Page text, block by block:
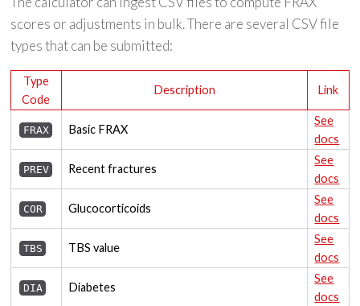
scores or adjustments in bulk. There are several CSV file
types that can be submitted:
Type
Code
Description Link
FRAX Basic FRAX
See
docs
PREV Recent fractures
See
docs
COR Glucocorticoids
See
docs
TBS TBS value
See
docs
DIA Diabetes
See
docs